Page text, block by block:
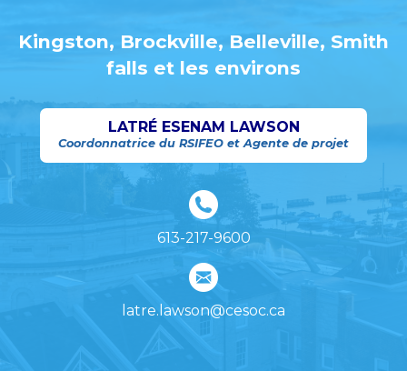
Kingston, Brockville, Belleville, Smith
falls et les environs
LATRÉ ESENAM LAWSON
Coordonnatrice du RSIFEO et Agente de projet
613-217-9600
latre.lawson@cesoc.ca